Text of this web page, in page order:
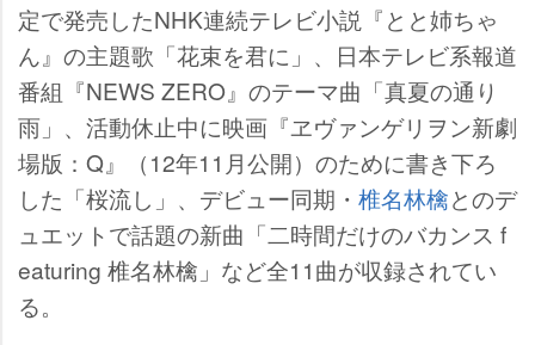
定で発売したNHK連続テレビ小説『とと姉ちゃ
ん』の主題歌「花束を君に」、日本テレビ系報道
番組『NEWS ZERO』のテーマ曲「真夏の通り
雨」、活動休止中に映画『ヱヴァンゲリヲン新劇
場版：Q』（12年11月公開）のために書き下ろ
した「桜流し」、デビュー同期・ 椎名林檎とのデ
ュエットで話題の新曲「二時間だけのバカンス f
eaturing 椎名林檎」など全11曲が収録されてい
る。